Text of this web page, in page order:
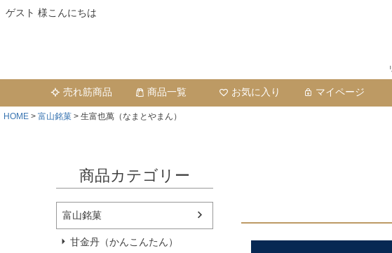
ゲスト 様こんにちは
売れ筋商品 商品一覧 お気に入り マイページ
HOME 富山銘菓 生富也萬（なまとやまん）
商品カテゴリー
富山銘菓
甘金丹（かんこんたん）